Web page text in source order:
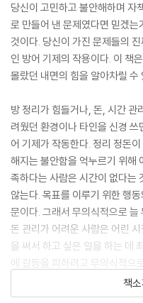
당신이 고민하고 불안해하며 자
로 만들어 낸 문제였다면 믿겠
것이다. 당신이 가진 문제들의
인 방어 기제의 작용이다. 이 책
몰랐던 내면의 힘을 알아차릴 수
방 정리가 힘들거나, 돈, 시간 관
려웠던 환경이나 타인을 신경
어 기제가 작동한다. 정리 정돈
해지는 불안함을 억누르기 위해
족하다는 사람은 시간이 없다는
않는다. 목표를 이루기 위한 행
문이다. 그래서 무의식적으로
돈 관리가 어려운 사람은 어린
을 써서 하고 싶은 일을 하는 데
에 갈등을 피하려고 무의식적으
문제에 처한 사람들을 만나 직접
책